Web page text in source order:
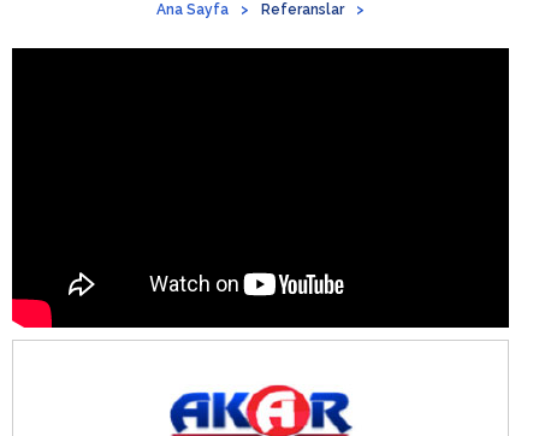
Ana Sayfa Referanslar